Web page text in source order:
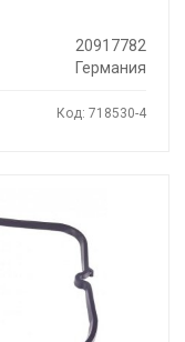
20917782
Германия
Код: 718530-4